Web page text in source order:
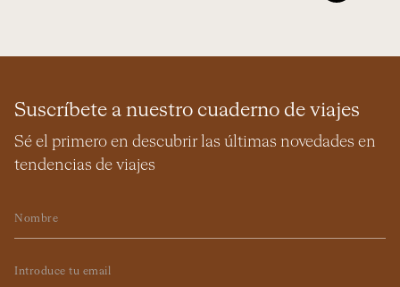
Suscríbete a nuestro cuaderno de viajes
Sé el primero en descubrir las últimas novedades en
tendencias de viajes